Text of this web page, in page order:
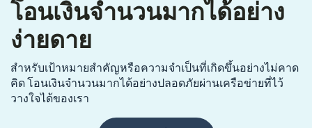
โอนเงินจำนวนมากได้อย่าง
ง่ายดาย
สำหรับเป้าหมายสำคัญหรือความจำเป็นที่เกิดขึ้นอย่างไม่คาด
คิด โอนเงินจำนวนมากได้อย่างปลอดภัยผ่านเครือข่ายที่ไว้
วางใจได้ของเรา